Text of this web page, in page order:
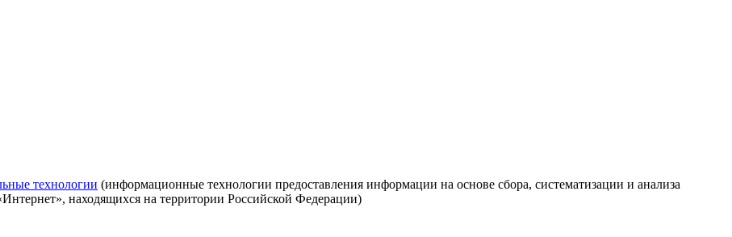
технологии (информационные технологии предоставления информации на основе сбора, систематизации и анализа
находящихся на территории Российской Федерации)